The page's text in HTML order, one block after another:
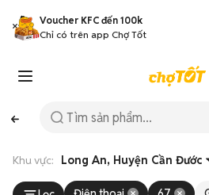
Voucher KFC đến 100k
Chỉ có trên app Chợ Tốt
Khu vực: Long An, Huyện Cần Đước